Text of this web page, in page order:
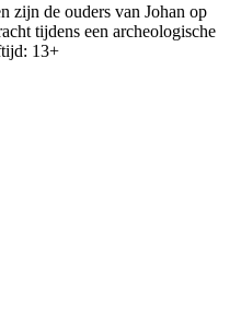
zijn de ouders van Johan op
tijdens een archeologische
13+